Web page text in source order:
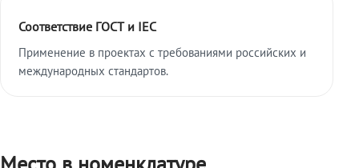
Соответствие ГОСТ и IEC
Применение в проектах с требованиями российских и
международных стандартов.